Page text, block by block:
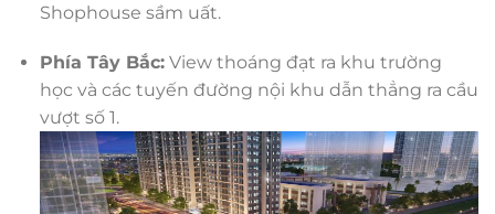
Shophouse sầm uất.
Phía Tây Bắc:View thoáng đạt ra khu trường
học và các tuyến đường nội khu dẫn thẳng ra cầu
vượt số 1.